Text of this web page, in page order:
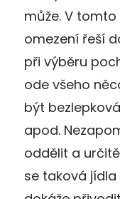
může. V
omezení řeší
při výběru
ode všeho
být
apod.
oddělit a
se taková